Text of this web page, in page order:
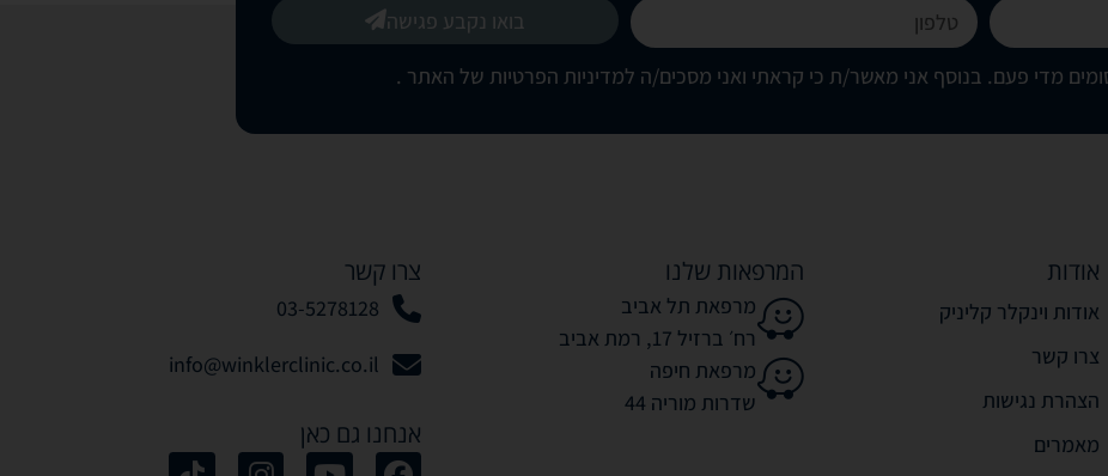
מדי פעם. בנוסף אני מאשר/ת כי קראתי ואני מסכים/ה למדיניות הפרטיות של האתר .
בואו נקבע פגישה
אודות
אודות וינקלר קליניק
צרו קשר
הצהרת נגישות
מאמרים
המרפאות שלנו
מרפאת תל אביב
רח׳ ברזיל 17, רמת אביב
מרפאת חיפה
שדרות מוריה 44
צרו קשר
03-5278128
info@winklerclinic.co.il
אנחנו גם כאן